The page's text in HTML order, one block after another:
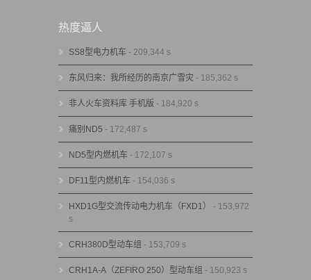
热度逼人
SS8型电力机车 - 209,344 s
东风归来：我所经历的南京广雪灾 - 185,362 s
非人火车资料库 手机版 - 184,920 s
痛别ND5 - 172,487 s
ND5型内燃机车 - 172,107 s
DF11型内燃机车 - 154,036 s
HXD1G型交流传动电力机车（FXD1）
- 153,972
s
CRH380D型动车组 - 153,709 s
CRH1A-A（ZEFIRO 250）型动车组 - 150,923 s